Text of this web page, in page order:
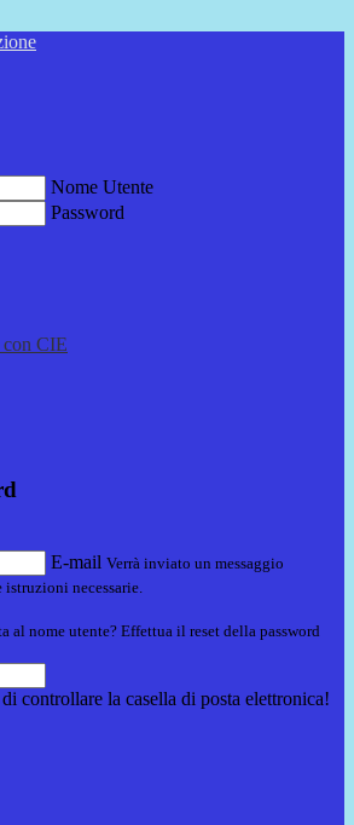
Nome Utente
Password
con CIE
E-mail Verrà inviato un messaggio
necessarie.
al nome utente? Effettua il reset della password
controllare la casella di posta elettronica!